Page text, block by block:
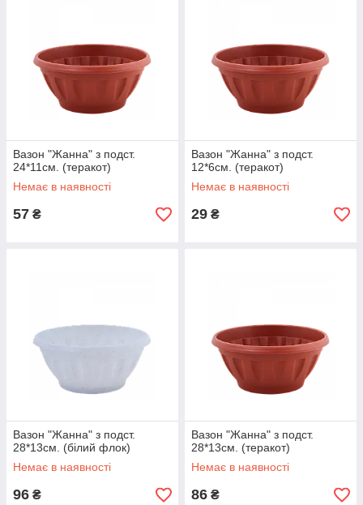
Вазон "Жанна" з подст.
24*11см. (теракот)
Немає в наявності
57 ₴
Вазон "Жанна" з подст.
12*6см. (теракот)
Немає в наявності
29 ₴
Вазон "Жанна" з подст.
28*13см. (білий флок)
Немає в наявності
96 ₴
Вазон "Жанна" з подст.
28*13см. (теракот)
Немає в наявності
86 ₴